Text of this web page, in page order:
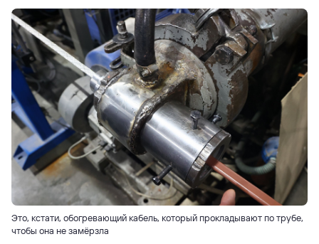
Это, кстати, обогревающий кабель, который прокладывают по трубе,
чтобы она не замёрзла